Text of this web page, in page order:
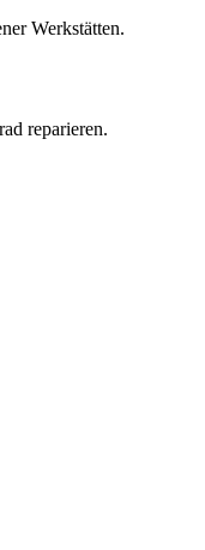
Werkstätten.
reparieren.